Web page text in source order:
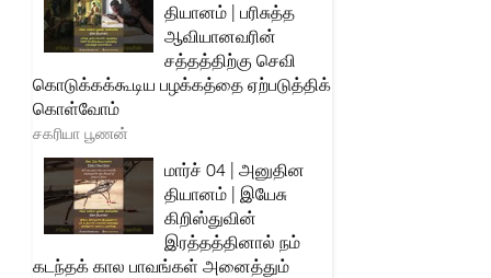
தியானம் | பரிசுத்த
ஆவியானவரின்
சத்தத்திற்கு செவி
கொடுக்கக்கூடிய பழக்கத்தை ஏற்படுத்திக்
கொள்வோம்
சகரியா பூணன்
மார்ச் 04 | அனுதின
தியானம் | இயேசு
கிறிஸ்துவின்
இரத்தத்தினால் நம்
கடந்தக் கால பாவங்கள் அனைத்தும்